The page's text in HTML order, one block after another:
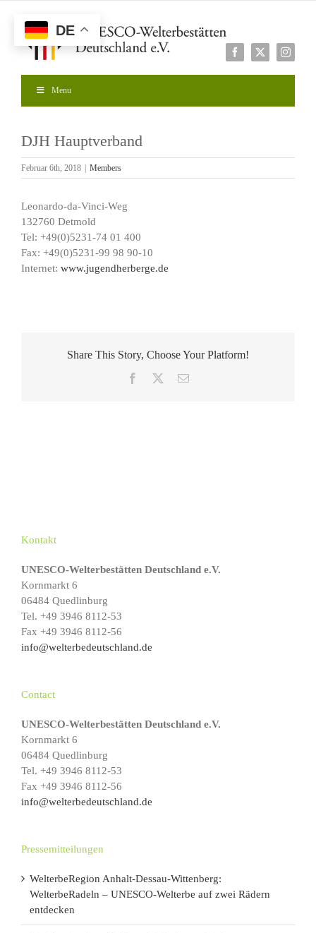
springen
Facebook
X
Menu
DJH Hauptverband
Februar 6th, 2018 Members
Leonardo-da-Vinci-Weg
132760 Detmold
Tel: +49(0)5231-74 01 400
Fax: +49(0)5231-99 98 90-10
Internet: www.jugendherberge.de
Share This Story, Choose Your Platform!
Facebook
E-
Kontakt
UNESCO-Welterbestätten Deutschland e.V.
Kornmarkt 6
06484 Quedlinburg
Tel. +49 3946 8112-53
Fax +49 3946 8112-56
info@welterbedeutschland.de
Contact
UNESCO-Welterbestätten Deutschland e.V.
Kornmarkt 6
06484 Quedlinburg
Tel. +49 3946 8112-53
Fax +49 3946 8112-56
info@welterbedeutschland.de
Pressemitteilungen
WelterbeRegion Anhalt-Dessau-Wittenberg:
WelterbeRadeln – UNESCO-Welterbe auf zwei Rädern
entdecken
DE